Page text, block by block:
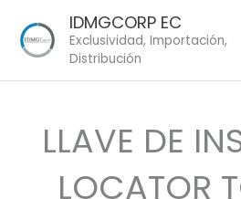
content
IDMGCORP EC
Exclusividad, Importación,
Distribución
LLAVE DE
LOCATOR